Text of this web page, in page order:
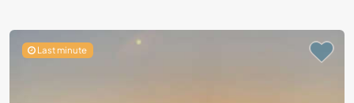
Last minute